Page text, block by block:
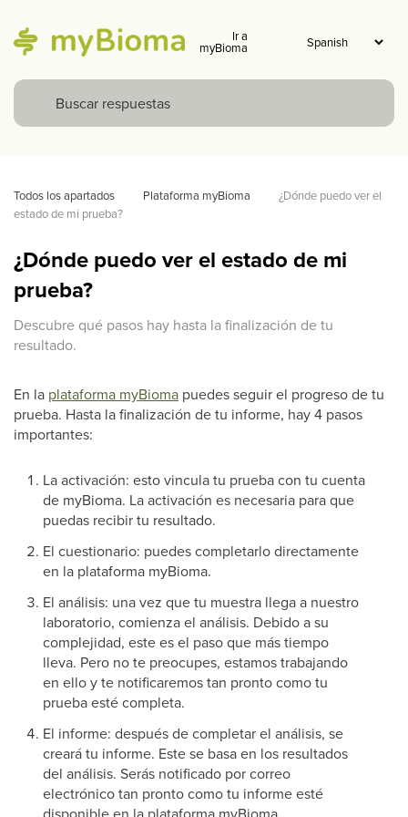
Ir a
myBioma
Todos los apartados Plataforma myBioma
¿Dónde puedo ver el
estado de mi prueba?
¿Dónde puedo ver el estado de mi
prueba?
Descubre qué pasos hay hasta la finalización de tu
resultado.
En la plataforma myBioma puedes seguir el progreso de tu
prueba. Hasta la finalización de tu informe, hay 4 pasos
importantes:
La activación: esto vincula tu prueba con tu cuenta
de myBioma. La activación es necesaria para que
puedas recibir tu resultado.
El cuestionario: puedes completarlo directamente
en la plataforma myBioma.
El análisis: una vez que tu muestra llega a nuestro
laboratorio, comienza el análisis. Debido a su
complejidad, este es el paso que más tiempo
lleva. Pero no te preocupes, estamos trabajando
en ello y te notificaremos tan pronto como tu
prueba esté completa.
El informe: después de completar el análisis, se
creará tu informe. Este se basa en los resultados
del análisis. Serás notificado por correo
electrónico tan pronto como tu informe esté